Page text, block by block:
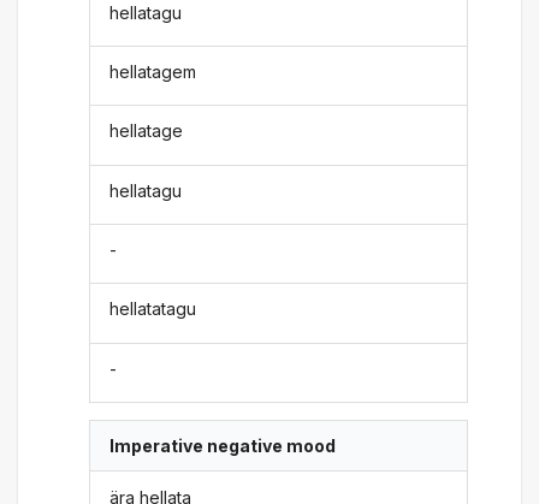
hellatagu
hellatagem
hellatage
hellatagu
-
hellatatagu
-
Imperative negative mood
ära hellata